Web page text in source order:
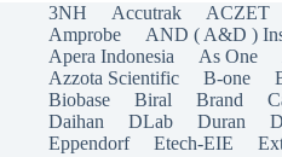
3NH Accutrak ACZET
Amprobe
AND ( A&D )
Apera Indonesia
As One
Azzota Scientific
B-one
Biobase
Biral Brand
Daihan
DLab Duran
Eppendorf
Etech-EIE